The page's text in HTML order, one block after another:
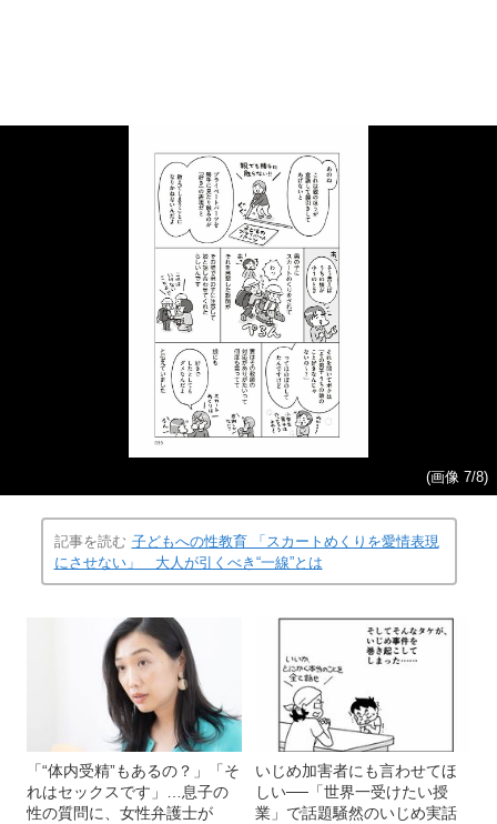
(画像 7/8)
記事を読む 子どもへの性教育 「スカートめくりを愛情表現
にさせない」 大人が引くべき“一線”とは
「“体内受精”もあるの？」「そ
れはセックスです」…息子の
性の質問に、女性弁護士が
いじめ加害者にも言わせてほ
しい──「世界一受けたい授
業」で話題騒然のいじめ実話